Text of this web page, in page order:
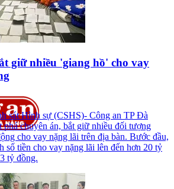
giữ nhiều 'giang hồ' cho vay
sát Hình sự (CSHS)- Công an TP Đà
phá chuyên án, bắt giữ nhiều đối tượng
cho vay nặng lãi trên địa bàn. Bước đầu,
số tiền cho vay nặng lãi lên đến hơn 20 tỷ
tỷ đồng.